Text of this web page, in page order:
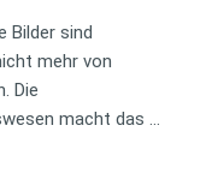
Bilder sind
mehr von
Die
macht das …